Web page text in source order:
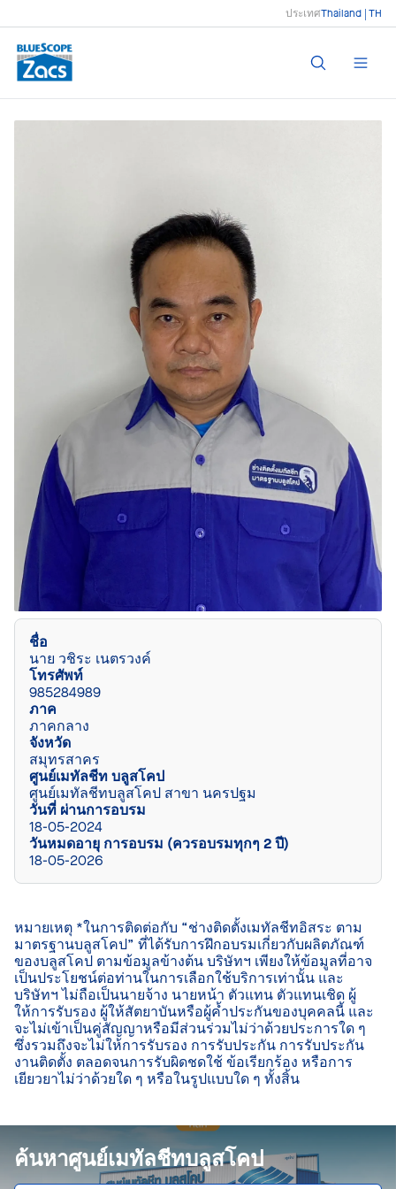
ประเทศThailand | TH
ชื่อ
นาย วชิระ เนตรวงค์
โทรศัพท์
985284989
ภาค
ภาคกลาง
จังหวัด
สมุทรสาคร
ศูนย์เมทัลชีท บลูสโคป
ศูนย์เมทัลชีทบลูสโคป สาขา นครปฐม
วันที่ ผ่านการอบรม
18-05-2024
วันหมดอายุ การอบรม (ควรอบรมทุกๆ 2 ปี)
18-05-2026
หมายเหตุ *ในการติดต่อกับ “ช่างติดตั้งเมทัลชีทอิสระ ตาม
มาตรฐานบลูสโคป” ที่ได้รับการฝึกอบรมเกี่ยวกับผลิตภัณฑ์
ของบลูสโคป ตามข้อมูลข้างต้น บริษัทฯ เพียงให้ข้อมูลที่อาจ
เป็นประโยชน์ต่อท่านในการเลือกใช้บริการเท่านั้น และ
บริษัทฯ ไม่ถือเป็นนายจ้าง นายหน้า ตัวแทน ตัวแทนเชิด ผู้
ให้การรับรอง ผู้ให้สัตยาบันหรือผู้ค้ำประกันของบุคคลนี้ และ
จะไม่เข้าเป็นคู่สัญญาหรือมีส่วนร่วมไม่ว่าด้วยประการใด ๆ
ซึ่งรวมถึงจะไม่ให้การรับรอง การรับประกัน การรับประกัน
งานติดตั้ง ตลอดจนการรับผิดชดใช้ ข้อเรียกร้อง หรือการ
เยียวยาไม่ว่าด้วยใด ๆ หรือในรูปแบบใด ๆ ทั้งสิ้น
ค้นหาศูนย์เมทัลชีทบลูสโคป